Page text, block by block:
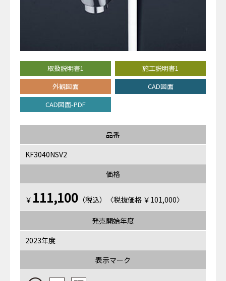
取扱説明書1
施工説明書1
外観図面
CAD図面
CAD図面-PDF
品番
KF3040NSV2
価格
￥ 111,100 （税込）〈税抜価格 ￥101,000〉
発売開始年度
2023年度
表示マーク